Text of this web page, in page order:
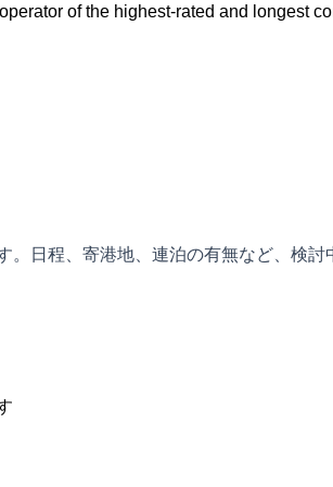
of the highest-rated and longest
日程、寄港地、連泊の有無など、検